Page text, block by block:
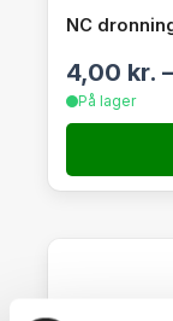
NC
4,00 kr. –
På lager